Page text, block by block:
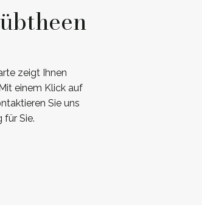
zeigt Ihnen
einem Klick auf
Sie uns
Sie.